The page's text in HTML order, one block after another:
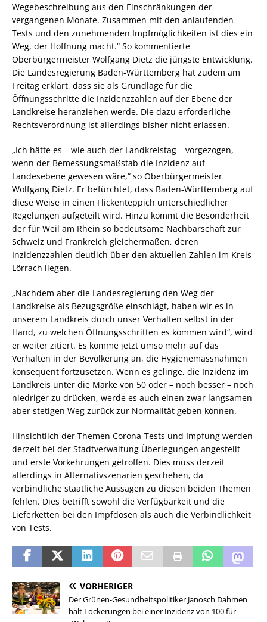
Wegebeschreibung aus den Einschränkungen der
vergangenen Monate. Zusammen mit den anlaufenden
Tests und den zunehmenden Impfmöglichkeiten ist dies ein
Weg, der Hoffnung macht.“ So kommentierte
Oberbürgermeister Wolfgang Dietz die jüngste Entwicklung.
Die Landesregierung Baden-Württemberg hat zudem am
Freitag erklärt, dass sie als Grundlage für die
Öffnungsschritte die Inzidenzzahlen auf der Ebene der
Landkreise heranziehen werde. Die dazu erforderliche
Rechtsverordnung ist allerdings bisher nicht erlassen.
„Ich hätte es – wie auch der Landkreistag – vorgezogen,
wenn der Bemessungsmaßstab die Inzidenz auf
Landesebene gewesen wäre,“ so Oberbürgermeister
Wolfgang Dietz. Er befürchtet, dass Baden-Württemberg auf
diese Weise in einen Flickenteppich unterschiedlicher
Regelungen aufgeteilt wird. Hinzu kommt die Besonderheit
der für Weil am Rhein so bedeutsame Nachbarschaft zur
Schweiz und Frankreich gleichermaßen, deren
Inzidenzzahlen deutlich über den aktuellen Zahlen im Kreis
Lörrach liegen.
„Nachdem aber die Landesregierung den Weg der
Landkreise als Bezugsgröße einschlägt, haben wir es in
unserem Landkreis durch unser Verhalten selbst in der
Hand, zu welchen Öffnungsschritten es kommen wird“, wird
er weiter zitiert. Es komme jetzt umso mehr auf das
Verhalten in der Bevölkerung an, die Hygienemassnahmen
konsequent fortzusetzen. Wenn es gelinge, die Inzidenz im
Landkreis unter die Marke von 50 oder – noch besser – noch
niedriger zu drücken, werde es auch einen zwar langsamen
aber stetigen Weg zurück zur Normalität geben können.
Hinsichtlich der Themen Corona-Tests und Impfung werden
derzeit bei der Stadtverwaltung Überlegungen angestellt
und erste Vorkehrungen getroffen. Dies muss derzeit
allerdings in Alternativszenarien geschehen, da
verbindliche staatliche Aussagen zu diesen beiden Themen
fehlen. Dies betrifft sowohl die Verfügbarkeit und die
Lieferketten bei den Impfdosen als auch die Verbindlichkeit
von Tests.
VORHERIGER
Der Grünen-Gesundheitspolitiker Janosch Dahmen
hält Lockerungen bei einer Inzidenz von 100 für